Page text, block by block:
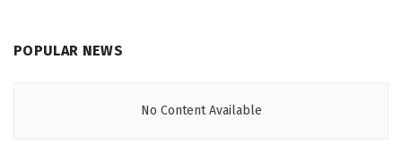
POPULAR NEWS
No Content Available